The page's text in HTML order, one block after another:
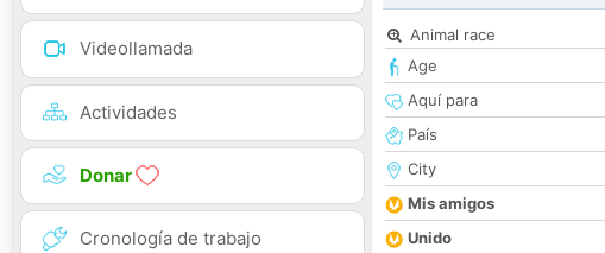
Videollamada
Actividades
Donar
Cronología de trabajo
Animal race
Age
Aquí para
País
City
Mis amigos
Unido